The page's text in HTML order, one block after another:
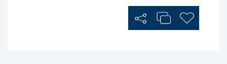
PartagerAjouter au
Ajouter